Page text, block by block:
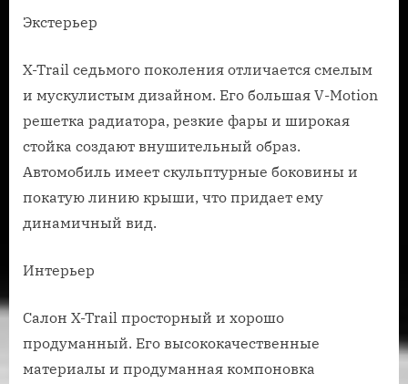
Экстерьер
X-Trail седьмого поколения отличается смелым
и мускулистым дизайном. Его большая V-Motion
решетка радиатора, резкие фары и широкая
стойка создают внушительный образ.
Автомобиль имеет скульптурные боковины и
покатую линию крыши, что придает ему
динамичный вид.
Интерьер
Салон X-Trail просторный и хорошо
продуманный. Его высококачественные
материалы и продуманная компоновка